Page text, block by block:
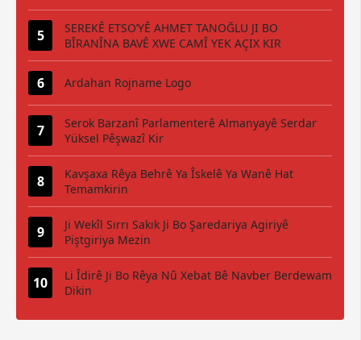
SEREKÊ ETSO’YÊ AHMET TANOĞLU JI BO
BÎRANÎNA BAVÊ XWE CAMÎ YEK AÇIX KIR
Ardahan Rojname Logo
Serok Barzanî Parlamenterê Almanyayê Serdar
Yüksel Pêşwazî Kir
Kavşaxa Rêya Behrê Ya Îskelê Ya Wanê Hat
Temamkirin
Ji Wekîl Sırrı Sakık Ji Bo Şaredariya Agiriyê
Piştgiriya Mezin
Li Îdirê Ji Bo Rêya Nû Xebat Bê Navber Berdewam
Dikin